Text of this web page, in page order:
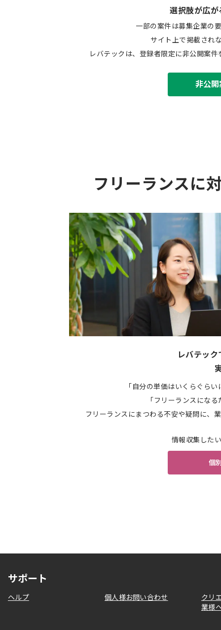
選択肢が広が
一部の案件は募集企業の
サイト上で掲載され
レバテックは、登録者限定に非公開案
非公
フリーランスに
レバテッ
「自分の単価はいくらぐら
「フリーランスにな
フリーランスにまつわる不安や疑問に、
情報収集した
個
サポート
ヘルプ 個人様お問い合わせ
クリ
業様